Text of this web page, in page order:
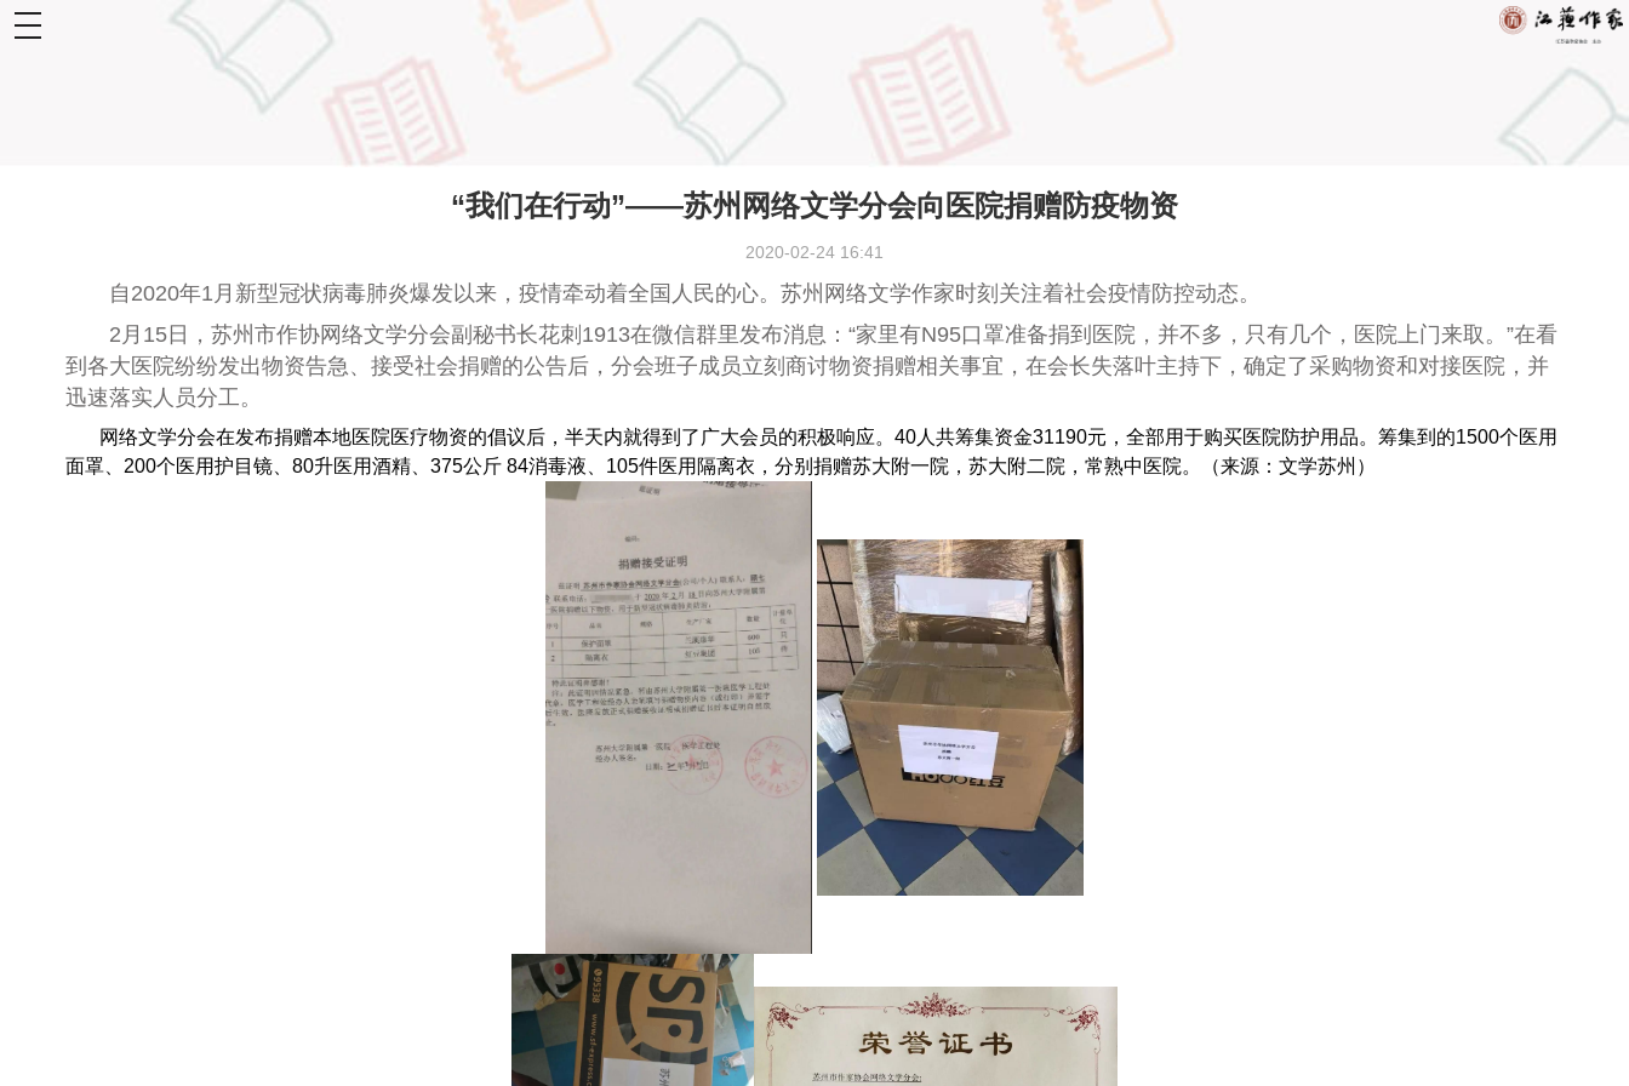
toggle
“我们在行动”——苏州网络文学分会向医院捐赠防疫物资
2020-02-24 16:41
自2020年1月新型冠状病毒肺炎爆发以来，疫情牵动着全国人民的心。苏州网络文学作家时刻关注着社会疫情防控动态。
2月15日，苏州市作协网络文学分会副秘书长花刺1913在微信群里发布消息：“家里有N95口罩准备捐到医院，并不多，只有几个，医院上门来取。”在看
到各大医院纷纷发出物资告急、接受社会捐赠的公告后，分会班子成员立刻商讨物资捐赠相关事宜，在会长失落叶主持下，确定了采购物资和对接医院，并
迅速落实人员分工。
网络文学分会在发布捐赠本地医院医疗物资的倡议后，半天内就得到了广大会员的积极响应。40人共筹集资金31190元，全部用于购买医院防护用品。筹集到的1500个医用
面罩、200个医用护目镜、80升医用酒精、375公斤 84消毒液、105件医用隔离衣，分别捐赠苏大附一院，苏大附二院，常熟中医院。（来源：文学苏州）